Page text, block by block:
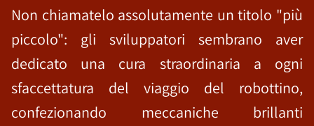
Non chiamatelo assolutamente un titolo "più
piccolo": gli sviluppatori sembrano aver
dedicato una cura straordinaria a ogni
sfaccettatura del viaggio del robottino,
confezionando meccaniche brillanti